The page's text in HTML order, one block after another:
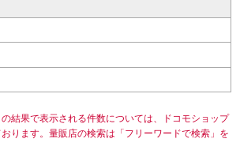
の結果で表示される件数については、ドコモショップ
ります。量販店の検索は「フリーワードで検索」を